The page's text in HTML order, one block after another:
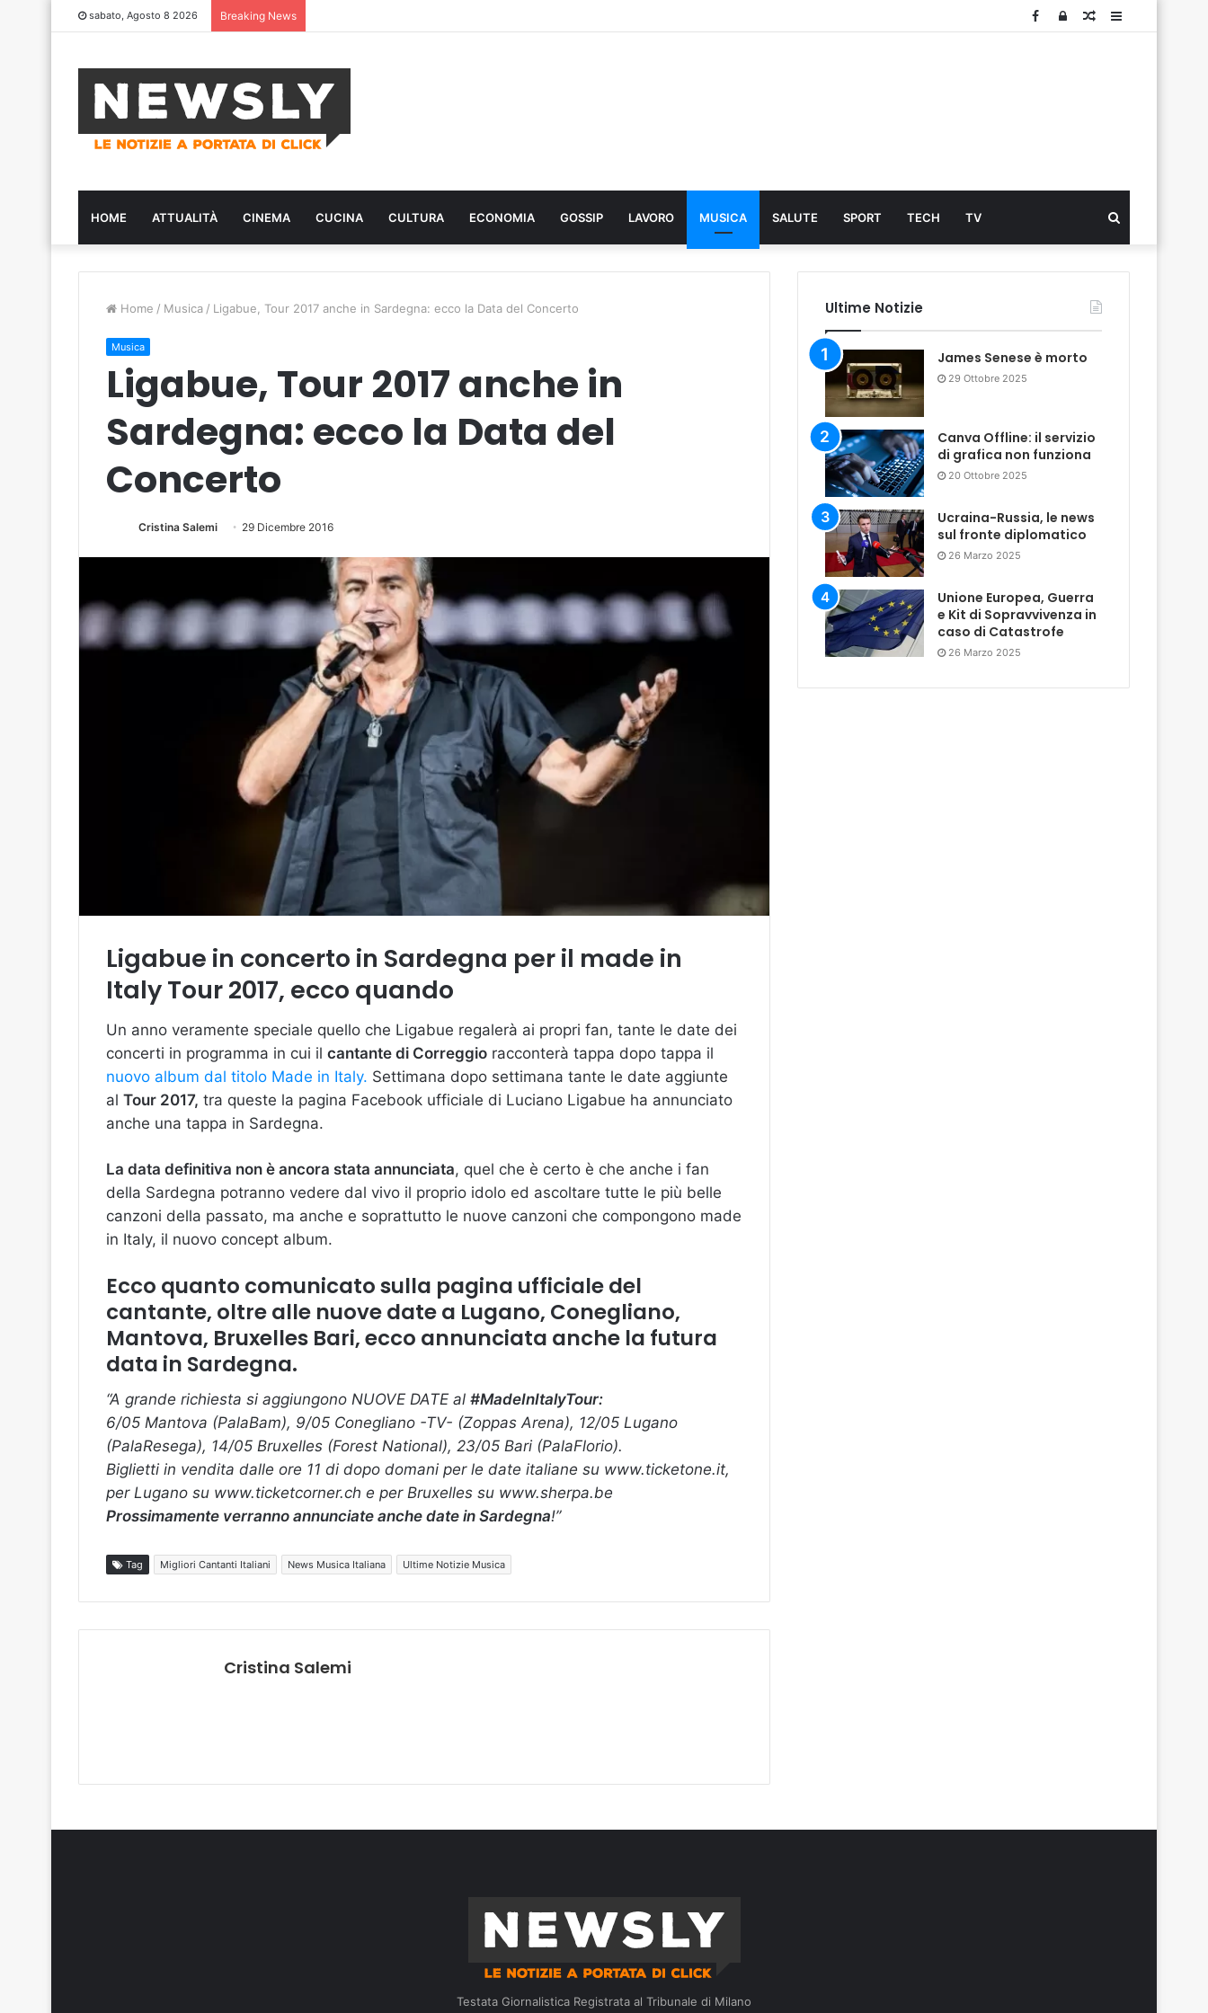
sabato, Agosto 8 2026 Breaking News Sidebar
Articolo
Log
Facebook
HOME ATTUALITÀ CINEMA CUCINA CULTURA ECONOMIA GOSSIP LAVORO MUSICA SALUTE SPORT TECH TV
...
Home / Musica / Ligabue, Tour 2017 anche in Sardegna: ecco la Data del Concerto
Musica
Ligabue, Tour 2017 anche in
Sardegna: ecco la Data del
Concerto
Cristina Salemi 29 Dicembre 2016
Ligabue in concerto in Sardegna per il made in
Italy Tour 2017, ecco quando
Un anno veramente speciale quello che Ligabue regalerà ai propri fan, tante le date dei
concerti in programma in cui il cantante di Correggio racconterà tappa dopo tappa il
nuovo album dal titolo Made in Italy. Settimana dopo settimana tante le date aggiunte
al Tour 2017, tra queste la pagina Facebook ufficiale di Luciano Ligabue ha annunciato
anche una tappa in Sardegna.
La data definitiva non è ancora stata annunciata, quel che è certo è che anche i fan
della Sardegna potranno vedere dal vivo il proprio idolo ed ascoltare tutte le più belle
canzoni della passato, ma anche e soprattutto le nuove canzoni che compongono made
in Italy, il nuovo concept album.
Ecco quanto comunicato sulla pagina ufficiale del
cantante, oltre alle nuove date a Lugano, Conegliano,
Mantova, Bruxelles Bari, ecco annunciata anche la futura
data in Sardegna.
“A grande richiesta si aggiungono NUOVE DATE al #MadeInItalyTour:
6/05 Mantova (PalaBam), 9/05 Conegliano -TV- (Zoppas Arena), 12/05 Lugano
(PalaResega), 14/05 Bruxelles (Forest National), 23/05 Bari (PalaFlorio).
Biglietti in vendita dalle ore 11 di dopo domani per le date italiane su www.ticketone.it,
per Lugano su www.ticketcorner.ch e per Bruxelles su www.sherpa.be
Prossimamente verranno annunciate anche date in Sardegna!”
Tag Migliori Cantanti Italiani News Musica Italiana Ultime Notizie Musica
Cristina Salemi
Ultime Notizie
James Senese è morto
29 Ottobre 2025
Canva Offline: il servizio
di grafica non funziona
20 Ottobre 2025
Ucraina-Russia, le news
sul fronte diplomatico
26 Marzo 2025
Unione Europea, Guerra
e Kit di Sopravvivenza in
caso di Catastrofe
26 Marzo 2025
Testata Giornalistica Registrata al Tribunale di Milano